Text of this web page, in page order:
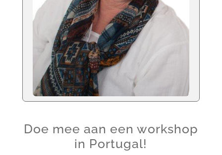
Doe mee aan een workshop
in Portugal!